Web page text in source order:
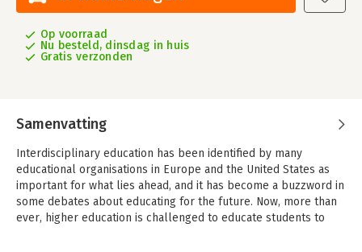
Op voorraad
Nu besteld, dinsdag in huis
Gratis verzonden
Samenvatting
Interdisciplinary education has been identified by many
educational organisations in Europe and the United States as
important for what lies ahead, and it has become a buzzword in
some debates about educating for the future. Now, more than
ever, higher education is challenged to educate students to